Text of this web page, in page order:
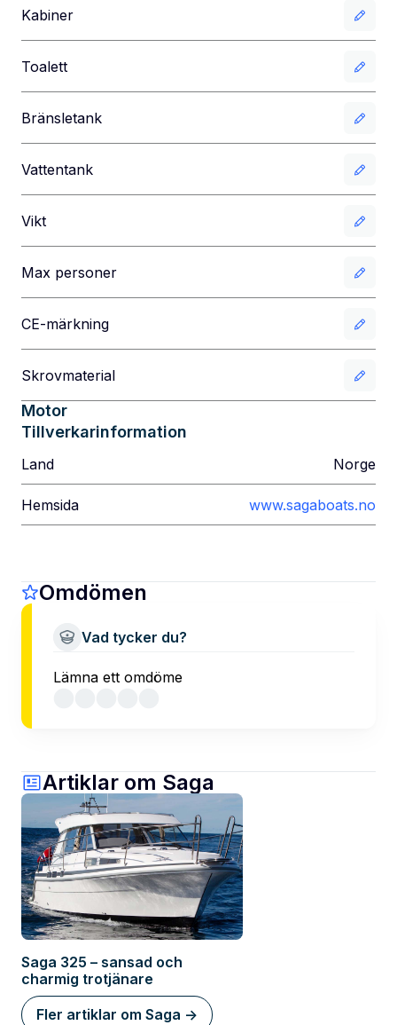
Kabiner
Toalett
Bränsletank
Vattentank
Vikt
Max personer
CE-märkning
Skrovmaterial
Motor
Tillverkarinformation
Land Norge
Hemsida www.sagaboats.no
Omdömen
Vad tycker du?
Lämna ett omdöme
Artiklar om Saga
Saga 325 – sansad och
charmig trotjänare
Fler artiklar om Saga ->